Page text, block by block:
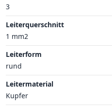
3
Leiterquerschnitt
1 mm2
Leiterform
rund
Leitermaterial
Kupfer